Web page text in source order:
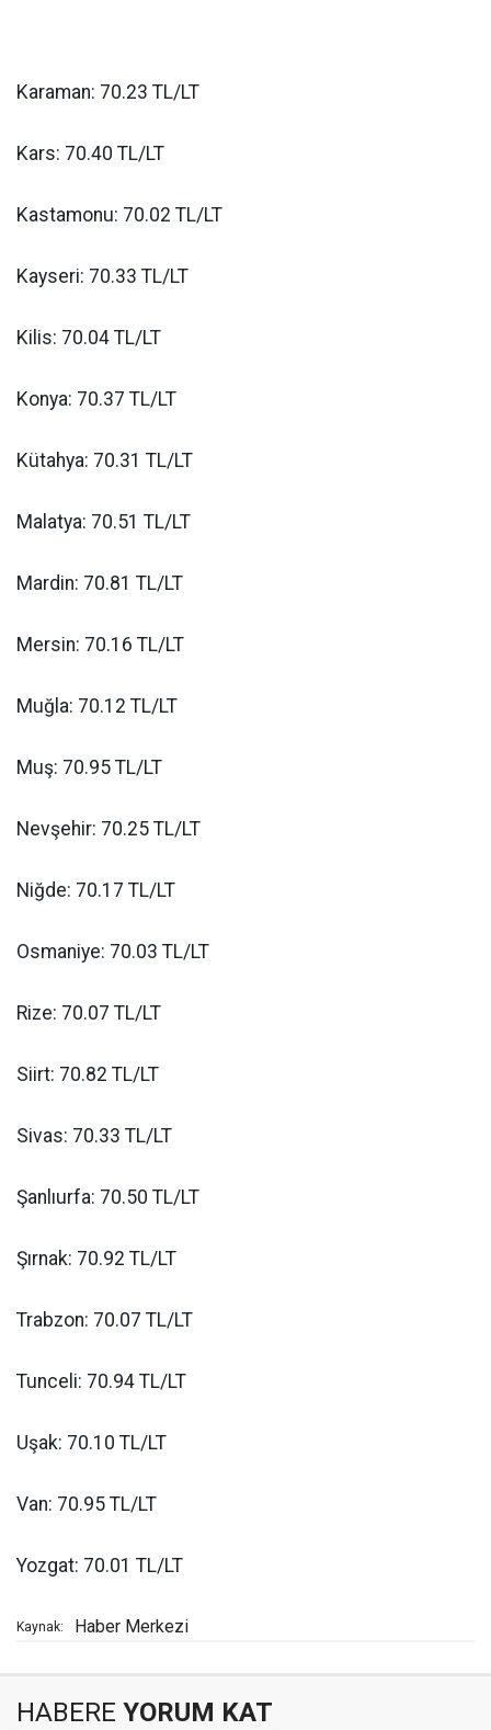
Karaman: 70.23 TL/LT
Kars: 70.40 TL/LT
Kastamonu: 70.02 TL/LT
Kayseri: 70.33 TL/LT
Kilis: 70.04 TL/LT
Konya: 70.37 TL/LT
Kütahya: 70.31 TL/LT
Malatya: 70.51 TL/LT
Mardin: 70.81 TL/LT
Mersin: 70.16 TL/LT
Muğla: 70.12 TL/LT
Muş: 70.95 TL/LT
Nevşehir: 70.25 TL/LT
Niğde: 70.17 TL/LT
Osmaniye: 70.03 TL/LT
Rize: 70.07 TL/LT
Siirt: 70.82 TL/LT
Sivas: 70.33 TL/LT
Şanlıurfa: 70.50 TL/LT
Şırnak: 70.92 TL/LT
Trabzon: 70.07 TL/LT
Tunceli: 70.94 TL/LT
Uşak: 70.10 TL/LT
Van: 70.95 TL/LT
Yozgat: 70.01 TL/LT
Kaynak: Haber Merkezi
HABERE YORUM KAT